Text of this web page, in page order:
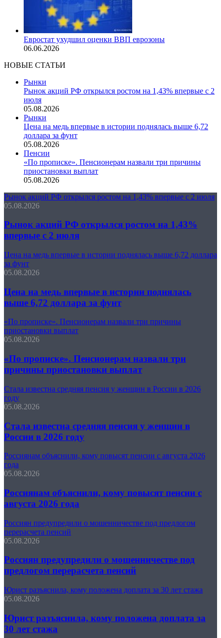
Евростат ухудшил оценки ВВП еврозоны
06.06.2026
НОВЫЕ СТАТЬИ
Рынки
Рынок акций РФ открылся ростом на 1,43% впервые с 2
июля
05.08.2026
Рынки
Цена на медь впервые в истории поднялась выше 6,72
доллара за фунт
05.08.2026
Пенсии
«По прописке». Пенсионерам назвали три причины
приостановки выплат
05.08.2026
Рынок акций РФ открылся ростом на 1,43% впервые с 2 июля
05.08.2026
Рынок акций РФ открылся ростом на 1,43%
впервые с 2 июля
Цена на медь впервые в истории поднялась выше 6,72 доллара
за фунт
05.08.2026
Цена на медь впервые в истории поднялась
выше 6,72 доллара за фунт
«По прописке». Пенсионерам назвали три причины
приостановки выплат
05.08.2026
«По прописке». Пенсионерам назвали три
причины приостановки выплат
Стала известна средняя пенсия у женщин в России в 2026
году
05.08.2026
Стала известна средняя пенсия у женщин в
России в 2026 году
Россиянам объяснили, кому повысят пенсии с августа 2026
года
05.08.2026
Россиянам объяснили, кому повысят пенсии с
августа 2026 года
Россиян предупредили о мошенничестве под предлогом
перерасчета пенсий
05.08.2026
Россиян предупредили о мошенничестве под
предлогом перерасчета пенсий
Юрист разъяснила, кому положена доплата за 30 лет стажа
05.08.2026
Юрист разъяснила, кому положена доплата за
30 лет стажа